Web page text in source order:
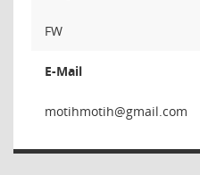
FW
E-Mail
hitom